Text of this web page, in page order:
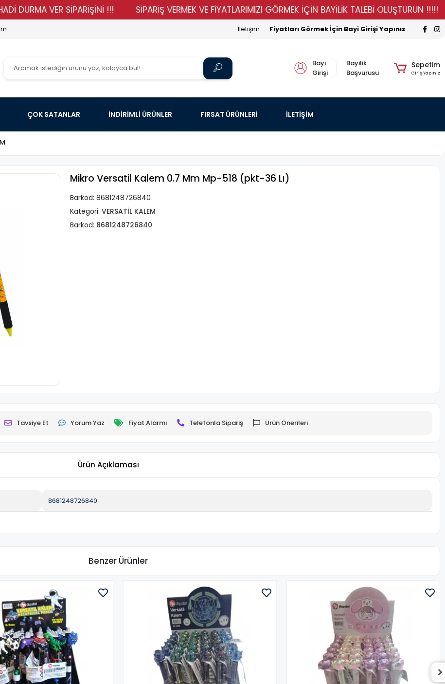
VER SİPARİŞİNİ !!! SİPARİŞ VERMEK VE FİYATLARIMIZI GÖRMEK İÇİN BAYİLİK TALEBİ OLUŞTURUN !!!!!
Fiyatları Görmek İçin Bayi Girişi Yapınız
İletişim
Bayi
Girişi
Bayilik
Başvurusu
Sepetim
Giriş Yapınız
ÇOK SATANLAR İNDİRİMLİ ÜRÜNLER FIRSAT ÜRÜNLERİ İLETİŞİM
Mikro Versatil Kalem 0.7 Mm Mp-518 (pkt-36 Lı)
Barkod: 8681248726840
Kategori: VERSATİL KALEM
Barkod: 8681248726840
Tavsiye Et Yorum Yaz Fiyat Alarmı Telefonla Sipariş Ürün Önerileri
Ürün Açıklaması
8681248726840
Benzer Ürünler